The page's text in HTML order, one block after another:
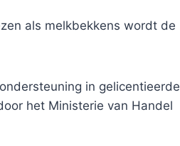
als melkbekkens wordt de
in gelicentieerde
het Ministerie van Handel